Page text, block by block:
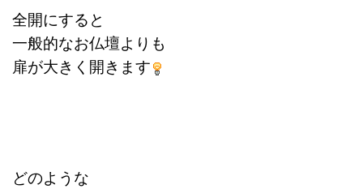
全開にすると
一般的なお仏壇よりも
扉が大きく開きます
どのような